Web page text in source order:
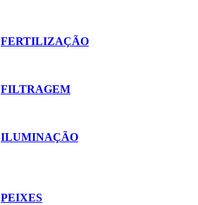
FERTILIZAÇÃO
FILTRAGEM
ILUMINAÇÃO
PEIXES